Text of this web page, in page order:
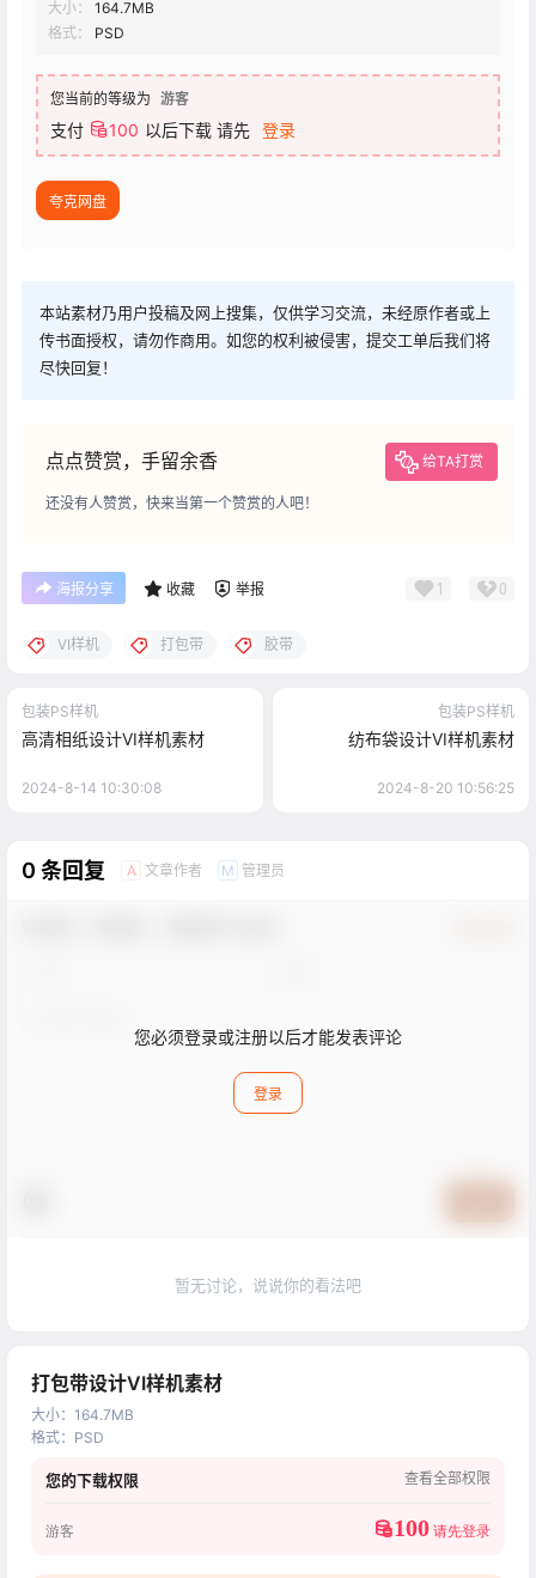
大小：
164.7MB
格式：
PSD
您当前的等级为 游客
支付 100 以后下载 请先 登录
夸克网盘
本站素材乃用户投稿及网上搜集，仅供学习交流，未经原作者或上
传书面授权，请勿作商用。如您的权利被侵害，提交工单后我们将
尽快回复！
点点赞赏，手留余香 给TA打赏
还没有人赞赏，快来当第一个赞赏的人吧！
海报分享 收藏 举报 1 0
VI样机 打包带 胶带
包装PS样机
高清相纸设计VI样机素材
2024-8-14 10:30:08
包装PS样机
纺布袋设计VI样机素材
2024-8-20 10:56:25
0 条回复 A 文章作者 M 管理员
您必须登录或注册以后才能发表评论
登录
暂无讨论，说说你的看法吧
打包带设计VI样机素材
大小： 164.7MB
格式： PSD
您的下载权限 查看全部权限
游客 100 请先登录